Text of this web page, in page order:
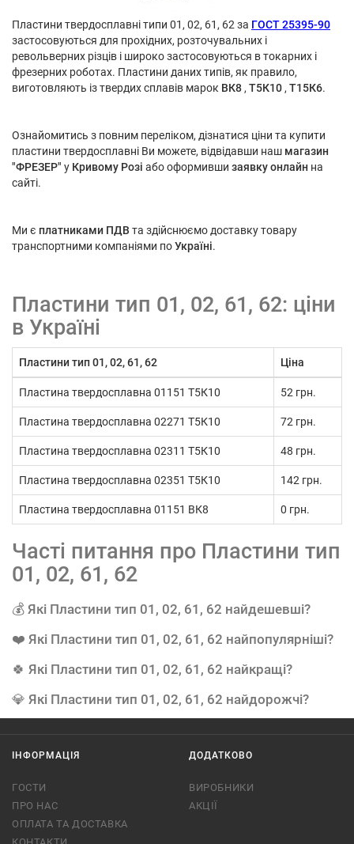
Пластини твердосплавні типи 01, 02, 61, 62 за ГОСТ 25395-90
застосовуються для прохідних, розточувальних і
револьверних різців і широко застосовуються в токарних і
фрезерних роботах. Пластини даних типів, як правило,
виготовляють із твердих сплавів марок ВК8, Т5К10, Т15К6.
Ознайомитись з повним переліком, дізнатися ціни та купити
пластини твердосплавні Ви можете, відвідавши наш магазин
"ФРЕЗЕР" у Кривому Розі або оформивши заявку онлайн на
сайті.
Ми є платниками ПДВ та здійснюємо доставку товару
транспортними компаніями поУкраїні.
Пластини тип 01, 02, 61, 62: ціни
в Україні
Пластини тип 01, 02, 61, 62 Ціна
Пластина твердосплавна 01151 Т5К10 52 грн.
Пластина твердосплавна 02271 Т5К10 72 грн.
Пластина твердосплавна 02311 Т5К10 48 грн.
Пластина твердосплавна 02351 Т5К10 142 грн.
Пластина твердосплавна 01151 ВК8 0 грн.
Часті питання про Пластини тип
01, 02, 61, 62
💰 Які Пластини тип 01, 02, 61, 62 найдешевші?
❤️ Які Пластини тип 01, 02, 61, 62 найпопулярніші?
🍀 Які Пластини тип 01, 02, 61, 62 найкращі?
💎 Які Пластини тип 01, 02, 61, 62 найдорожчі?
ІНФОРМАЦІЯ
ГОСТИ
ПРО НАС
ОПЛАТА ТА ДОСТАВКА
ДОДАТКОВО
ВИРОБНИКИ
АКЦІЇ